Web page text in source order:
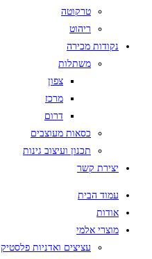
טרקוטה
ריהוט
נקודות מכירה
משתלות
צפון
מרכז
דרום
כסאות מעוצבים
תכנון ועיצוב גינות
יצירת קשר
עמוד הבית
אודות
מוצרי אלמי
עציצים ואדניות פלסטיק